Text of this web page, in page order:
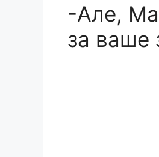
-Але,
за ваше